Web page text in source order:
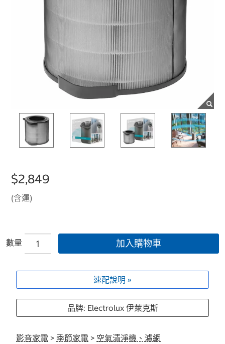
$2,849
(含運)
數量 加入購物車
速配說明 »
品牌: Electrolux 伊萊克斯
影音家電 > 季節家電 > 空氣清淨機、濾網